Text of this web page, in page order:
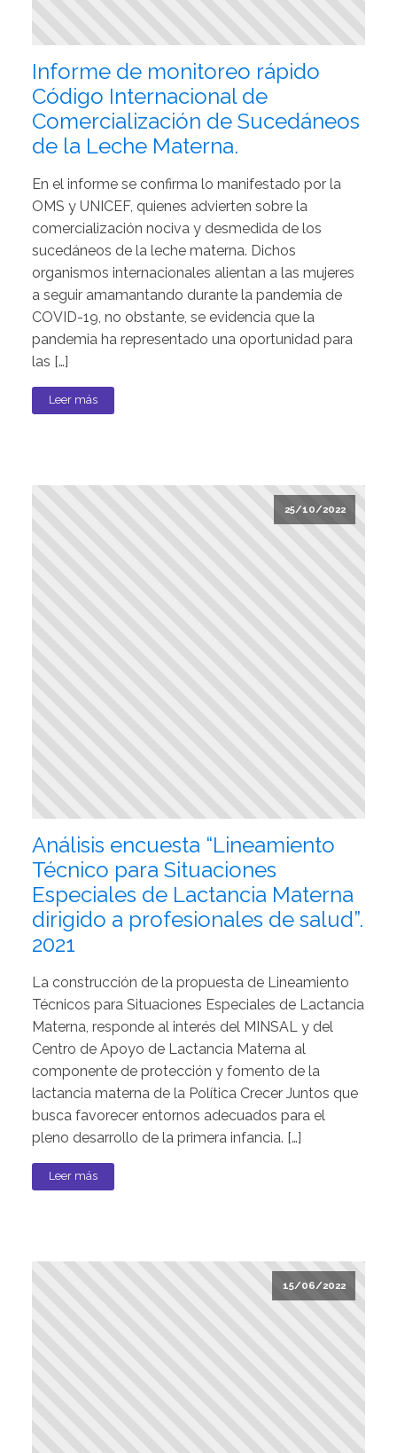
Informe de monitoreo rápido
Código Internacional de
Comercialización de Sucedáneos
de la Leche Materna.
En el informe se confirma lo manifestado por la
OMS y UNICEF, quienes advierten sobre la
comercialización nociva y desmedida de los
sucedáneos de la leche materna. Dichos
organismos internacionales alientan a las mujeres
a seguir amamantando durante la pandemia de
COVID-19, no obstante, se evidencia que la
pandemia ha representado una oportunidad para
las […]
Leer más
25/10/2022
Análisis encuesta “Lineamiento
Técnico para Situaciones
Especiales de Lactancia Materna
dirigido a profesionales de salud”.
2021
La construcción de la propuesta de Lineamiento
Técnicos para Situaciones Especiales de Lactancia
Materna, responde al interés del MINSAL y del
Centro de Apoyo de Lactancia Materna al
componente de protección y fomento de la
lactancia materna de la Política Crecer Juntos que
busca favorecer entornos adecuados para el
pleno desarrollo de la primera infancia. […]
Leer más
15/06/2022